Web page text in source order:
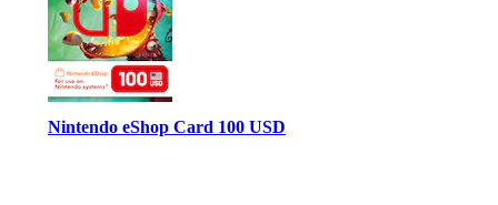
Nintendo eShop Card 100 USD